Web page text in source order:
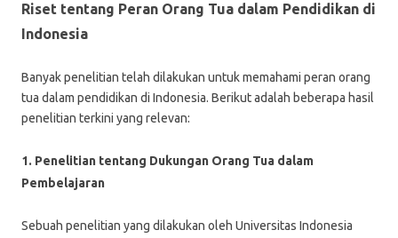
Riset tentang Peran Orang Tua dalam Pendidikan di
Indonesia
Banyak penelitian telah dilakukan untuk memahami peran orang
tua dalam pendidikan di Indonesia. Berikut adalah beberapa hasil
penelitian terkini yang relevan:
1. Penelitian tentang Dukungan Orang Tua dalam
Pembelajaran
Sebuah penelitian yang dilakukan oleh Universitas Indonesia